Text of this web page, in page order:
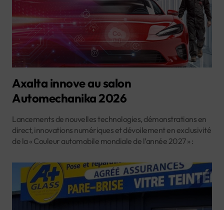
Axalta innove au salon
Automechanika 2026
Lancements de nouvelles technologies, démonstrations en
direct, innovations numériques et dévoilement en exclusivité
de la « Couleur automobile mondiale de l’année 2027 » :